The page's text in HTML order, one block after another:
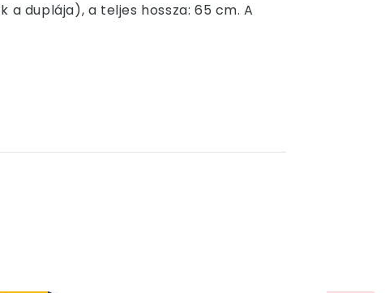
duplája), a teljes hossza: 65 cm. A